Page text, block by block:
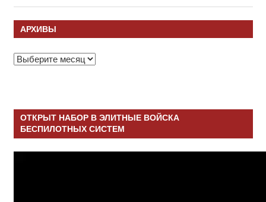
записям
АРХИВЫ
Архивы
ОТКРЫТ НАБОР В ЭЛИТНЫЕ ВОЙСКА
БЕСПИЛОТНЫХ СИСТЕМ